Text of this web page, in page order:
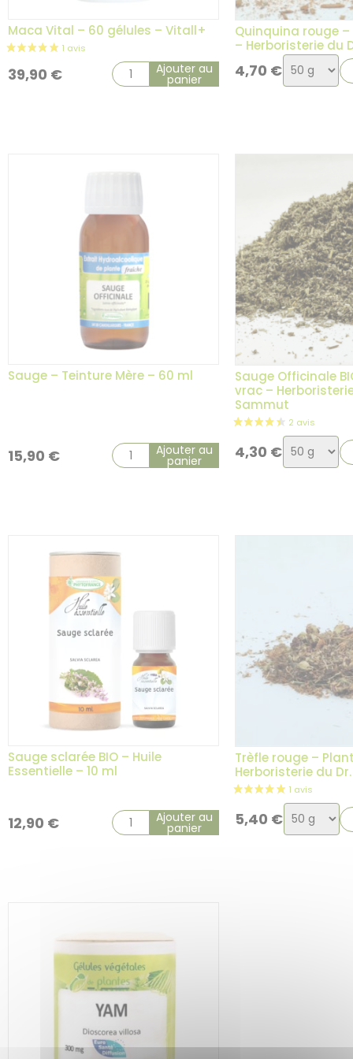
Maca Vital – 60 gélules – Vitall+
39,90 € Ajouter au
panier
Quinquina rouge
– Herboristerie du
4,70 € Choix
de
Sauge – Teinture Mère – 60 ml
15,90 € Ajouter au
panier
Sauge Officinale
vrac –
Sammut
4,30 € Choix
de
Sauge sclarée BIO – Huile
Essentielle – 10 ml
12,90 € Ajouter au
panier
Trèfle rouge –
Herboristerie du
5,40 €Choix
de